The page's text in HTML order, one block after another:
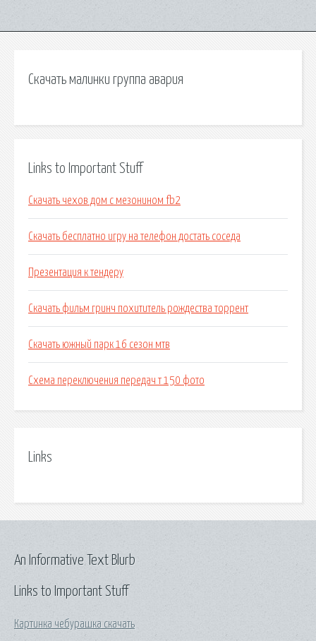
Скачать малинки группа авария
Links to Important Stuff
Скачать чехов дом с мезонином fb2
Скачать бесплатно игру на телефон достать соседа
Презентация к тендеру
Скачать фильм гринч похититель рождества торрент
Скачать южный парк 16 сезон мтв
Схема переключения передач т 150 фото
Links
Links to Important Stuff
Картинка чебурашка скачать
An Informative Text Blurb